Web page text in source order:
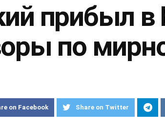
прибыл в
по
on Facebook Share on Twitter